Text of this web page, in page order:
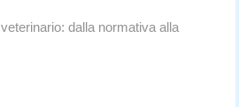
dalla normativa alla